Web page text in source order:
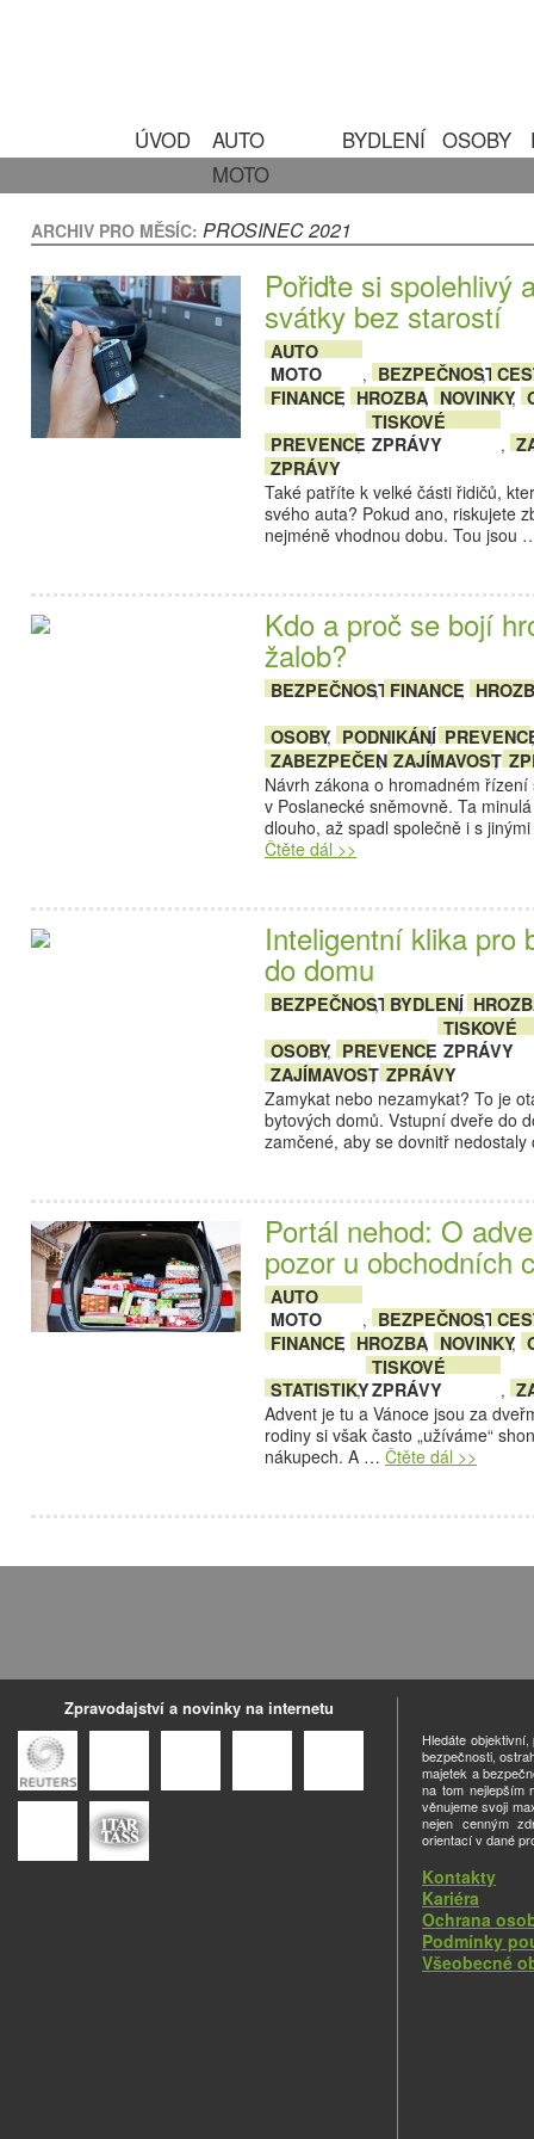
ÚVOD
AUTO
MOTO
BYDLENÍ OSOBY
ARCHIV PRO MĚSÍC: PROSINEC 2021
Pořiďte si spolehlivý
svátky bez starostí
AUTO
MOTO
, BEZPEČNOST
,
FINANCE, HROZBA, NOVINKY,
PREVENCE
,
TISKOVÉ
ZPRÁVY
,
ZPRÁVY
Také patříte k velké části řidičů,
svého auta? Pokud ano, riskujete
nejméně vhodnou dobu. Tou jsou
Kdo a proč se bojí
žalob?
BEZPEČNOST
, FINANCE,
OSOBY, PODNIKÁNÍ
,
ZABEZPEČENÍ
, ZAJÍMAVOSTI
,
Návrh zákona o hromadném řízení
v Poslanecké sněmovně. Ta
dlouho, až spadl společně i s
Čtěte dál >>
Inteligentní klika pro
do domu
BEZPEČNOST
, BYDLENÍ,
OSOBY, PREVENCE
,
TISKOVÉ
ZPRÁVY
ZAJÍMAVOSTI
, ZPRÁVY
Zamykat nebo nezamykat? To je
bytových domů. Vstupní dveře do
zamčené, aby se dovnitř
Portál nehod: O
pozor u obchodních
AUTO
MOTO
, BEZPEČNOST
,
FINANCE, HROZBA, NOVINKY,
STATISTIKY
,
TISKOVÉ
ZPRÁVY
,
Advent je tu a Vánoce jsou za
rodiny si však často „užíváme“
nákupech. A … Čtěte dál >>
Zpravodajství a novinky na internetu
Hledáte
bezpečnosti,
majetek a
na tom nejlepším
věnujeme svoji
nejen cenným
orientací v dané
Kontakty
Kariéra
Ochrana
Podmínky
Všeobecné